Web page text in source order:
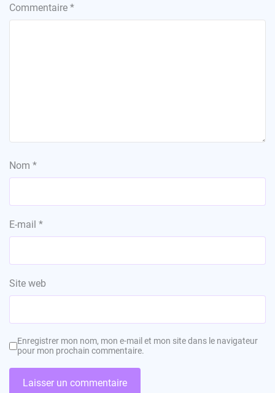
Commentaire *
Nom *
E-mail *
Site web
Enregistrer mon nom, mon e-mail et mon site dans le navigateur
pour mon prochain commentaire.